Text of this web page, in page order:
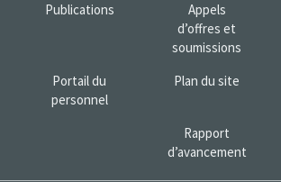
Publications
Appels
d’offres et
soumissions
Portail du
personnel
Plan du site
Rapport
d’avancement